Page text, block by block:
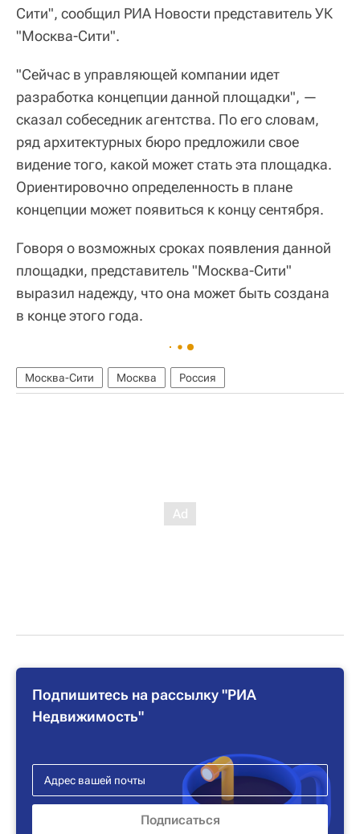
Сити", сообщил РИА Новости представитель УК
"Москва-Сити".
"Сейчас в управляющей компании идет
разработка концепции данной площадки", —
сказал собеседник агентства. По его словам,
ряд архитектурных бюро предложили свое
видение того, какой может стать эта площадка.
Ориентировочно определенность в плане
концепции может появиться к концу сентября.
Говоря о возможных сроках появления данной
площадки, представитель "Москва-Сити"
выразил надежду, что она может быть создана
в конце этого года.
Москва-Сити Москва Россия
Подпишитесь на рассылку "РИА
Недвижимость"